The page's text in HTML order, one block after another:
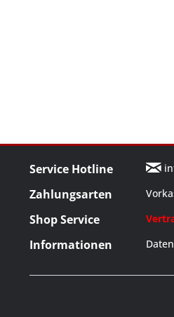
Service Hotline
Zahlungsarten
Shop Service
Informationen